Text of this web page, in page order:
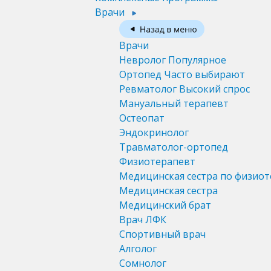
Врачи
Врачи
Невролог Популярное
Ортопед Часто выбирают
Ревматолог Высокий спрос
Мануальный терапевт
Остеопат
Эндокринолог
Травматолог-ортопед
Физиотерапевт
Медицинская сестра по
Медицинская сестра
Медицинский брат
Врач ЛФК
Спортивный врач
Алголог
Сомнолог